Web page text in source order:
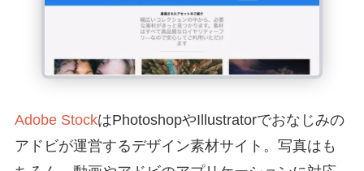
Adobe StockはPhotoshopやIllustratorでおなじみの
アドビが運営するデザイン素材サイト。写真はも